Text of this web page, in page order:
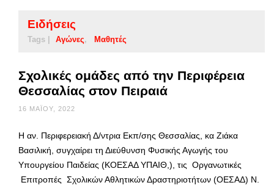
Ειδήσεις
Tags | Αγώνες Μαθητές
Σχολικές ομάδες από την Περιφέρεια
Θεσσαλίας στον Πειραιά
16 ΜΑΪ́ΟΥ, 2022
Η αν. Περιφερειακή Δ/ντρια Εκπ/σης Θεσσαλίας, κα Ζιάκα
Βασιλική, συγχαίρει τη Διεύθυνση Φυσικής Αγωγής του
Υπουργείου Παιδείας (ΚΟΕΣΑΔ ΥΠΑΙΘ,), τις Οργανωτικές
Επιτροπές Σχολικών Αθλητικών Δραστηριοτήτων (ΟΕΣΑΔ) Ν.